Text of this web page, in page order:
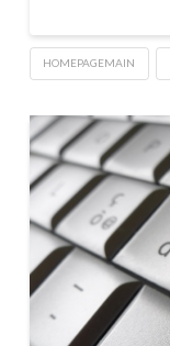
HOMEPAGEMAIN